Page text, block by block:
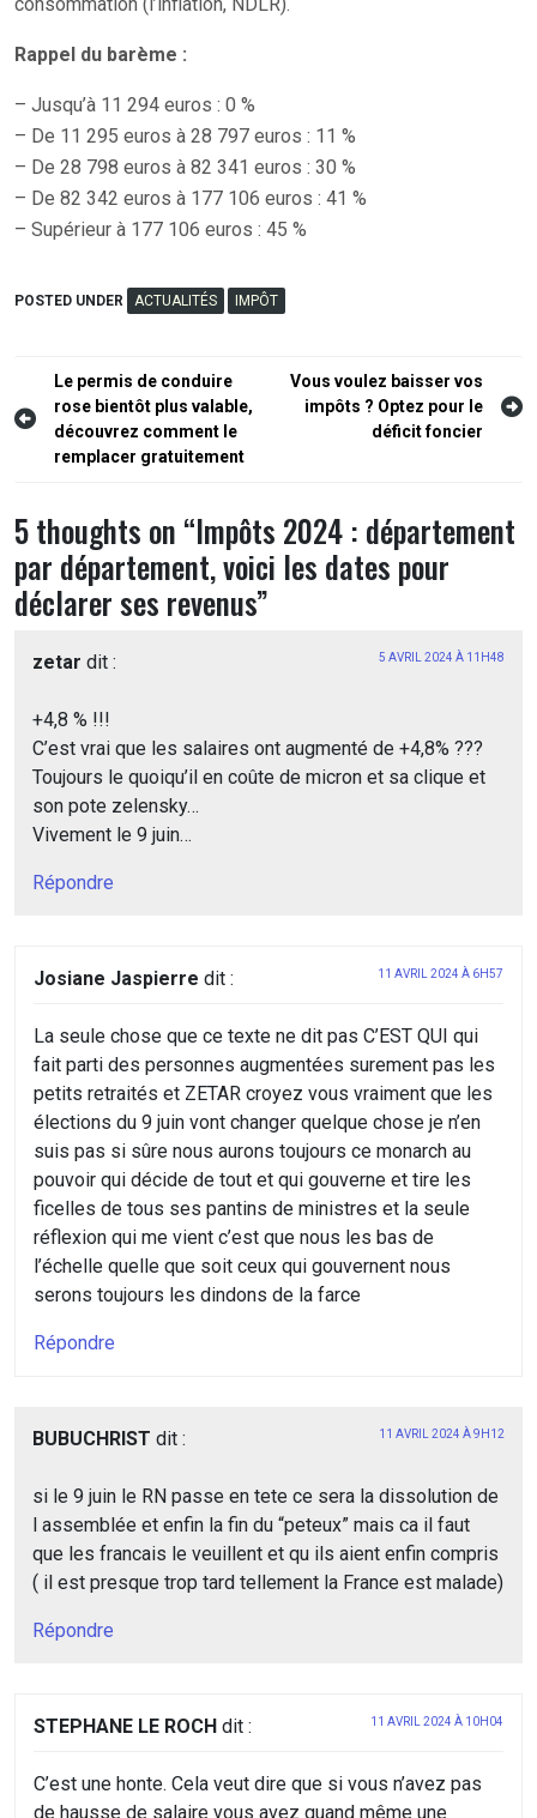
Rappel du barème :
– Jusqu’à 11 294 euros : 0 %
– De 11 295 euros à 28 797 euros : 11 %
– De 28 798 euros à 82 341 euros : 30 %
– De 82 342 euros à 177 106 euros : 41 %
– Supérieur à 177 106 euros : 45 %
POSTED UNDER ACTUALITÉS IMPÔT
Navigation
de
l’article
Le permis de conduire
rose bientôt plus valable,
découvrez comment le
remplacer gratuitement
Vous voulez baisser vos
impôts ? Optez pour le
déficit foncier
5 thoughts on “Impôts 2024 : département
par département, voici les dates pour
déclarer ses revenus”
zetar dit : 5 AVRIL 2024 À 11H48
+4,8 % !!!
C’est vrai que les salaires ont augmenté de +4,8% ???
Toujours le quoiqu’il en coûte de micron et sa clique et
son pote zelensky…
Vivement le 9 juin…
Répondre
Josiane Jaspierre dit : 11 AVRIL 2024 À 6H57
La seule chose que ce texte ne dit pas C’EST QUI qui
fait parti des personnes augmentées surement pas les
petits retraités et ZETAR croyez vous vraiment que les
élections du 9 juin vont changer quelque chose je n’en
suis pas si sûre nous aurons toujours ce monarch au
pouvoir qui décide de tout et qui gouverne et tire les
ficelles de tous ses pantins de ministres et la seule
réflexion qui me vient c’est que nous les bas de
l’échelle quelle que soit ceux qui gouvernent nous
serons toujours les dindons de la farce
Répondre
BUBUCHRIST dit : 11 AVRIL 2024 À 9H12
si le 9 juin le RN passe en tete ce sera la dissolution de
l assemblée et enfin la fin du “peteux” mais ca il faut
que les francais le veuillent et qu ils aient enfin compris
( il est presque trop tard tellement la France est malade)
Répondre
STEPHANE LE ROCH dit : 11 AVRIL 2024 À 10H04
C’est une honte. Cela veut dire que si vous n’avez pas
de hausse de salaire vous avez quand même une